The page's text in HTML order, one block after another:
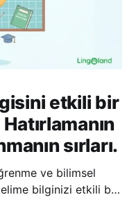
etkili bir
sırları.
ve bilimsel
bilginizi etkili bir